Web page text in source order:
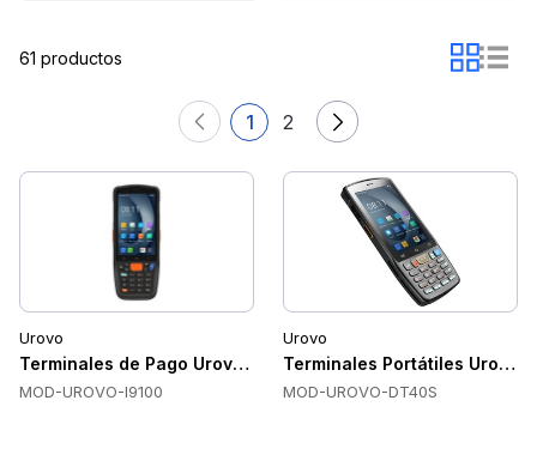
61 productos
1 2
Urovo
Terminales de Pago Urovo UROVO-I9100
MOD-UROVO-I9100
Urovo
Terminales Portátiles Urovo
MOD-UROVO-DT40S